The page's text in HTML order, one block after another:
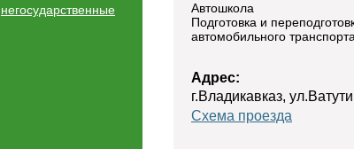
негосударственные
Автошкола
Подготовка и
автомобильного
Адрес:
г.Владикавказ,
Схема проезда